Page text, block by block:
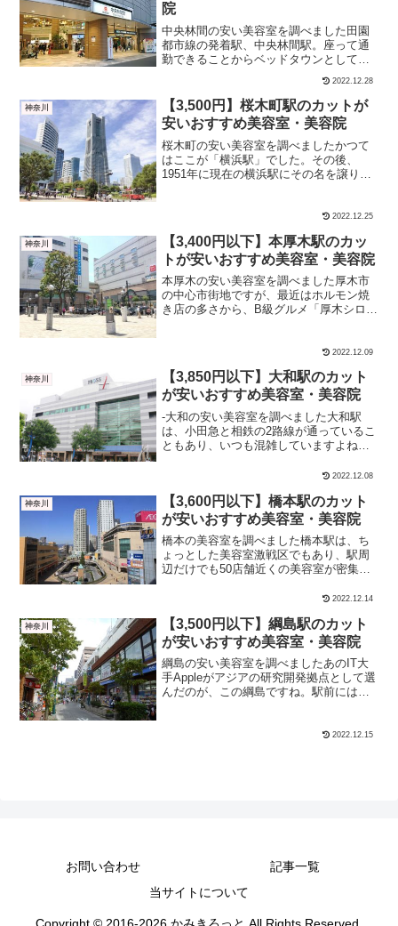
院
中央林間の安い美容室を調べました田園
都市線の発着駅、中央林間駅。座って通
勤できることからベッドタウンとしても
層マンションができるなど、住宅地がが
ますます進んでいるようです。駅周辺に
は美容室が20店舗近く密...
2022.12.28
神奈川
【3,500円】桜木町駅のカットが
安いおすすめ美容室・美容院
桜木町の安い美容室を調べましたかつて
はここが「横浜駅」でした。その後、
1951年に現在の横浜駅にその名を譲り、
ですが、南口はどっちかと言うとゴチャ
2022.12.25
神奈川
【3,400円以下】本厚木駅のカッ
トが安いおすすめ美容室・美容院
本厚木の安い美容室を調べました厚木市
の中心市街地ですが、最近はホルモン焼
き店の多さから、B級グルメ「厚木シロコ
た美容室激戦区でもあり、50店舗以上が
ひしめきあっています。...
2022.12.09
神奈川
【3,850円以下】大和駅のカット
が安いおすすめ美容室・美容院
-大和の安い美容室を調べました大和駅
は、小田急と相鉄の2路線が通っているこ
ともあり、いつも混雑していますよね。
容室があります。 カット＋シャンプー カ
ャンプー】大和の...
2022.12.08
神奈川
【3,600円以下】橋本駅のカット
が安いおすすめ美容室・美容院
橋本の美容室を調べました橋本駅は、ち
ょっとした美容室激戦区でもあり、駅周
辺だけでも50店舗近くの美容室が密集し
安でカットできる美容室のみをピックア
カットのみにわけて...
2022.12.14
神奈川
【3,500円以下】綱島駅のカット
が安いおすすめ美容室・美容院
綱島の安い美容室を調べましたあのIT大
手Appleがアジアの研究開発拠点として選
んだのが、この綱島ですね。駅前には商
みにわけて安い美容室をそれぞれ紹介し
2022.12.15
お問い合わせ
記事一覧
当サイトについて